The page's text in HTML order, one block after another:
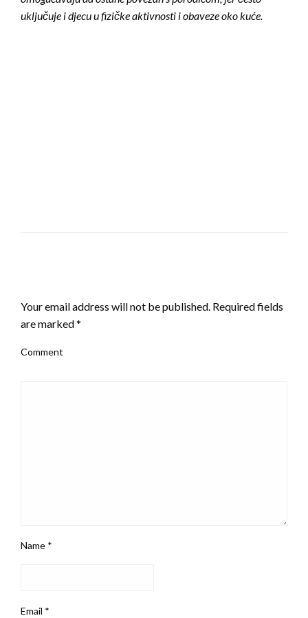
uključuje i djecu u fizičke aktivnosti i obaveze oko kuće.
Your email address will not be published. Required fields
are marked*
Comment
Name *
Email *